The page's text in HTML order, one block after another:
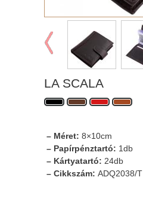
LA SCALA
– Méret: 8×10cm
– Papírpénztartó: 1db
– Kártyatartó: 24db
– Cikkszám: ADQ2038/T